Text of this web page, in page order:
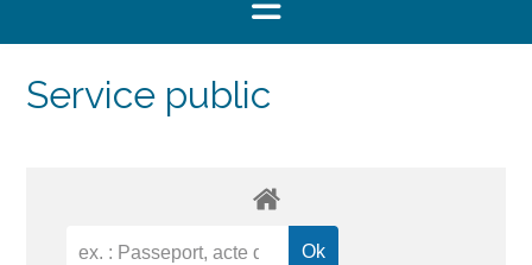
Service public